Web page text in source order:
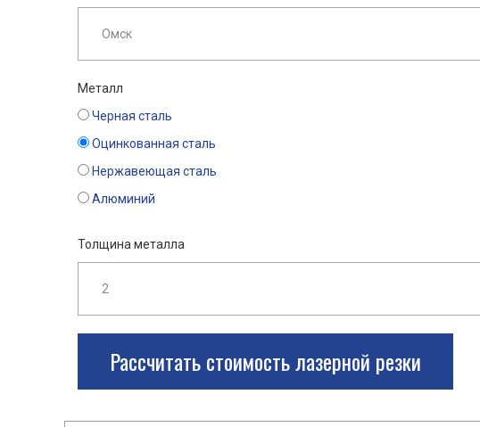
Металл
Черная сталь
Оцинкованная сталь
Нержавеющая сталь
Алюминий
Толщина металла
Рассчитать стоимость лазерной резки